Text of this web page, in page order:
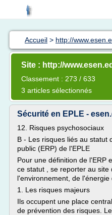
Accueil > http://
Site : http://
Classement : 273 / 633
3 articles sélectionnés
Sécurité en EPLE -
12. Risques psychosociaux
B - Les risques liés au statut
public (ERP) de l'EPLE
Pour une définition de l'ERP
ce statut , se reporter au site
l'environnement, de l'énergie
1. Les risques majeurs
Ils occupent une place
de prévention des risques. Le